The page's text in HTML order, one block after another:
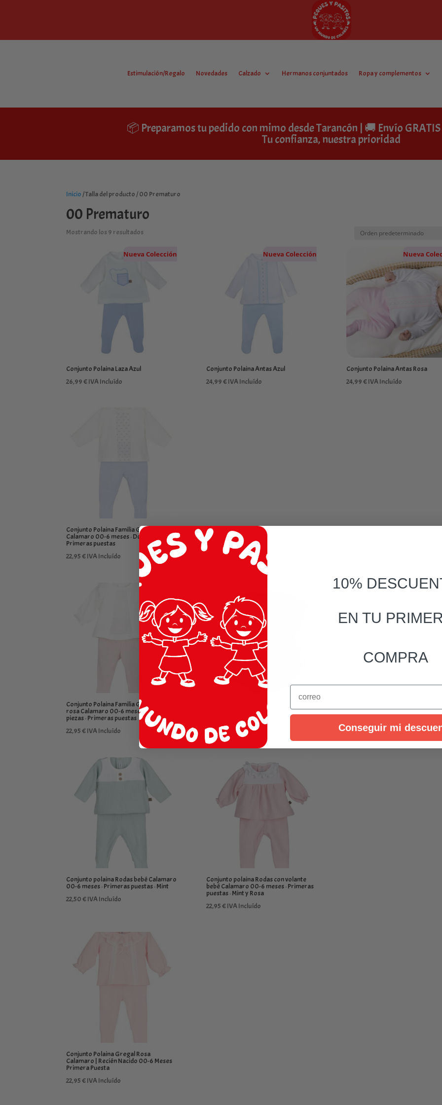
Estimulación/Regalo Novedades Calzado Hermanos conjuntados Ropa y complementos
📦 Preparamos tu pedido con mimo desde Tarancón | 🚚 Envío GRATIS
Tu confianza, nuestra prioridad
Inicio / Talla del producto / 00 Prematuro
00 Prematuro
Mostrando los 9 resultados
Nueva Colección
Conjunto Polaina Laza Azul
26,99€IVA Incluído
Nueva Colección
Conjunto Polaina Antas Azul
24,99€IVA Incluído
Nueva
Conjunto Polaina Antas Rosa
24,99€ IVA Incluído
Conjunto Polaina Familia Goa bebé
Calamaro 00-6 meses · Dos piezas ·
Primeras puestas
22,95€IVA Incluído
Conjunto Polaina Familia Goa bebé
rosa Calamaro 00-6 meses · Dos
piezas · Primeras puestas
22,95€IVA Incluído
Conjunto Pololo Rodas bebé Calamaro
€IVA Incluído
Conjunto polaina Rodas bebé Calamaro
00-6 meses · Primeras puestas · Mint
22,50€IVA Incluído
Conjunto polaina Rodas con volante
bebé Calamaro 00-6 meses · Primeras
puestas · Mint y Rosa
22,95€IVA Incluído
Conjunto Polaina Gregal Rosa
Calamaro | Recién Nacido 00-6 Meses
Primera Puesta
22,95€IVA Incluído
10%
EN TU
COMPRA
Email
Conseguir mi